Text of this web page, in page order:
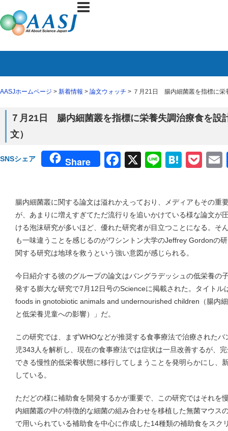
AASJホームページ > 新着情報 > 論文ウォッチ > ７月21日 腸内細菌叢を指標に栄
７月21日 腸内細菌叢を指標に栄養失調治療食を設
文）
SNSシェア Share Facebook
X Line
腸内細菌叢に関する論文は溢れかえっており、メディアもその重
が、あまりに増えすぎてただ流行りを追いかけている様な論文が
ける泡沫研究が多いほど、優れた研究者が目立つことになる。そ
も一味違うことを感じるのがワシントン大学のJeffrey Gordonの
関する研究は地球を救うという強い意図が感じられる。
今日紹介する彼のグループの論文はバングラデッシュの低栄養の
発する膨大な研究で7月12日号のScienceに掲載された。タイト
foods in gnotobiotic animals and undernourished children（腸内
と低栄養児童への影響）」だ。
この研究では、まずWHOなどが推奨する食事療法で治療された
児343人を解析し、現在の食事療法では症状は一旦改善するが、
できる慢性的低栄養状態に移行してしまうことを発明らかにし、
している。
ただどの様に補助食を開発するかが重要で、この研究ではそれを
内細菌叢の中の特徴的な細菌の組み合わせを移植した無菌マウス
で用いられている補助食を中心に作成した14種類の補助食をスク